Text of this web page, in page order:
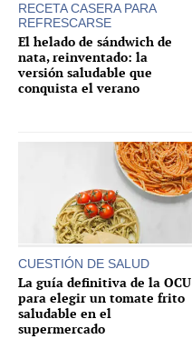
RECETA CASERA PARA
REFRESCARSE
El helado de sándwich de
nata, reinventado: la
versión saludable que
conquista el verano
CUESTIÓN DE SALUD
La guía definitiva de la OCU
para elegir un tomate frito
saludable en el
supermercado